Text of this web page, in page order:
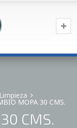
MOPA 30 CMS.
CMS.